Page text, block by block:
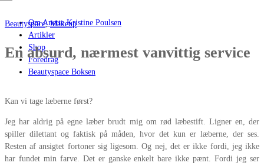
Om Anette Kristine Poulsen
Artikler
Shop
Foredrag
Beautyspace Boksen
Beautyspace,Makeup
En absurd, nærmest vanvittig service
Kan vi tage læberne først?
Jeg har aldrig på egne læber brudt mig om rød læbestift. Ligner en, der
spiller dilettant og faktisk på måden, hvor det kun er læberne, der ses.
Resten af ansigtet fortoner sig ligesom. Og nej, det er ikke fordi, jeg ikke
har fundet min farve. Det er ganske enkelt bare ikke pænt. Fordi jeg ser